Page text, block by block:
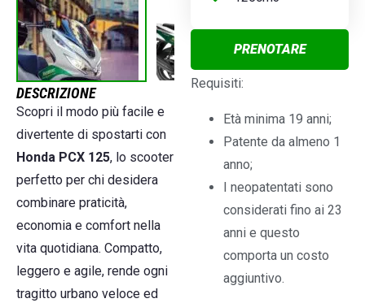
DESCRIZIONE
Scopri il modo più facile e
divertente di spostarti con
Honda PCX 125, lo scooter
perfetto per chi desidera
combinare praticità,
economia e comfort nella
vita quotidiana. Compatto,
leggero e agile, rende ogni
tragitto urbano veloce ed
PRENOTARE
Requisiti:
Età minima 19 anni;
Patente da almeno 1
anno;
I neopatentati sono
considerati fino ai 23
anni e questo
comporta un costo
aggiuntivo.